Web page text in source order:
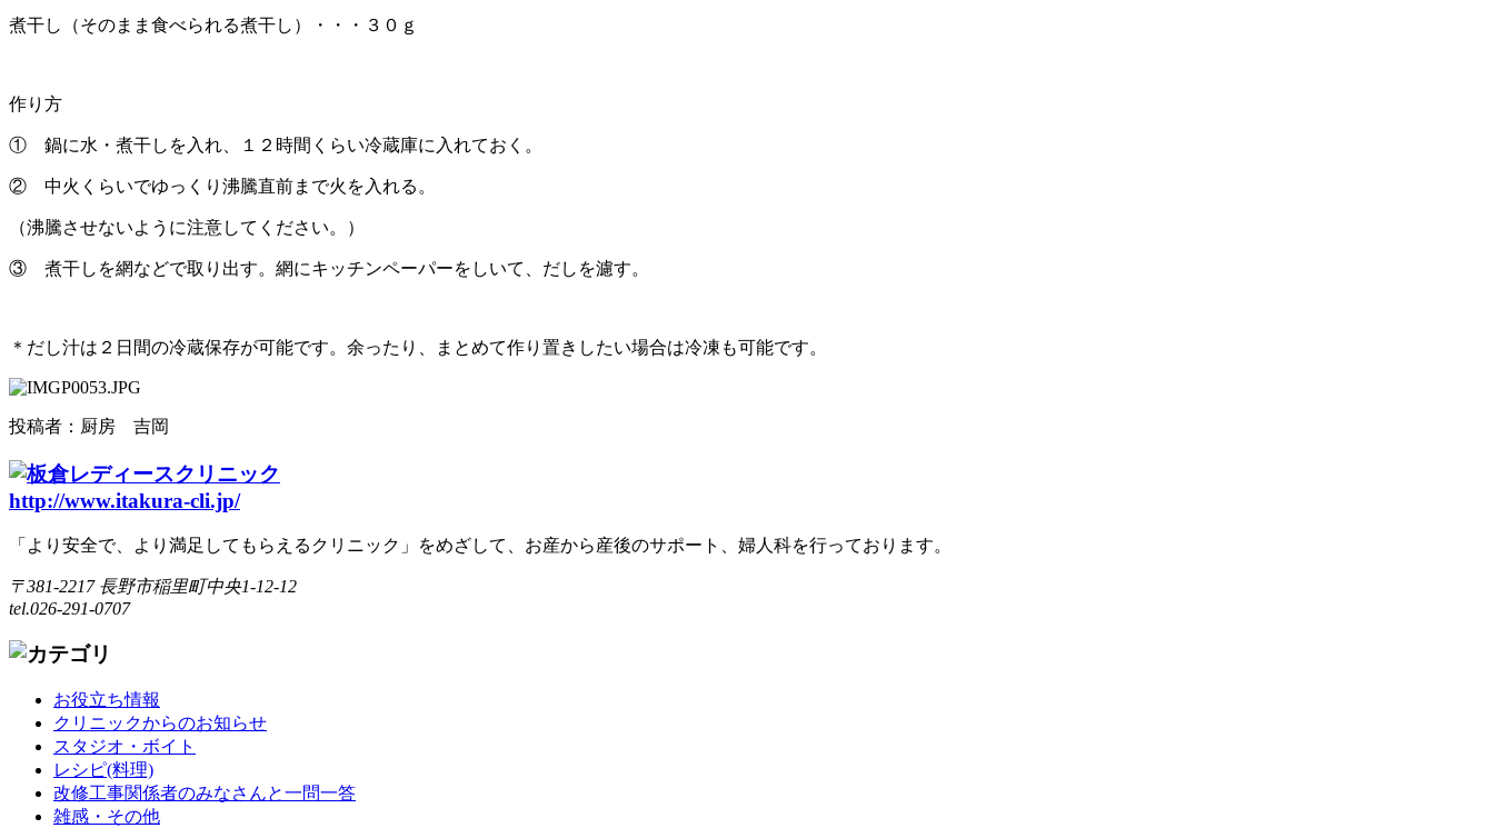
煮干し（そのまま食べられる煮干し）・・・３０ｇ
作り方
① 鍋に水・煮干しを入れ、１２時間くらい冷蔵庫に入れておく。
② 中火くらいでゆっくり沸騰直前まで火を入れる。
（沸騰させないように注意してください。）
③ 煮干しを網などで取り出す。網にキッチンペーパーをしいて、だしを濾す。
＊だし汁は２日間の冷蔵保存が可能です。余ったり、まとめて作り置きしたい場合は冷凍も可能です。
投稿者： 厨房 吉岡
http://www.itakura-cli.jp/
「より安全で、より満足してもらえるクリニック」をめざして、お産から産後のサポート、婦人科を行っております。
〒381-2217 長野市稲里町中央1-12-12
tel.026-291-0707
お役立ち情報
クリニックからのお知らせ
スタジオ・ボイト
レシピ(料理)
改修工事関係者のみなさんと一問一答
雑感・その他